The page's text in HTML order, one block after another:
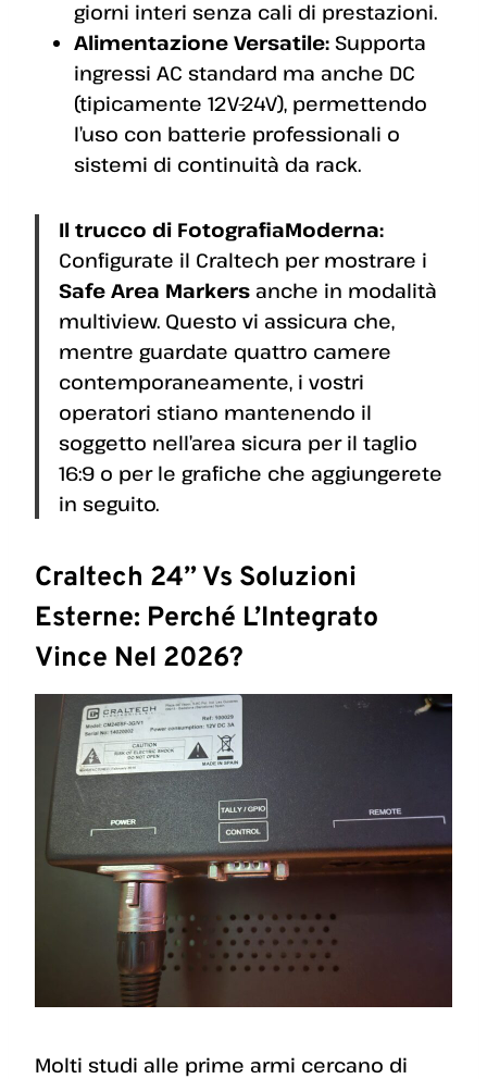
giorni interi senza cali di prestazioni.
Alimentazione Versatile: Supporta
ingressi AC standard ma anche DC
(tipicamente 12V-24V), permettendo
l’uso con batterie professionali o
sistemi di continuità da rack.
Il trucco di FotografiaModerna:
Configurate il Craltech per mostrare i
Safe Area Markers anche in modalità
multiview. Questo vi assicura che,
mentre guardate quattro camere
contemporaneamente, i vostri
operatori stiano mantenendo il
soggetto nell’area sicura per il taglio
16:9 o per le grafiche che aggiungerete
in seguito.
Craltech 24” Vs Soluzioni
Esterne: Perché L’Integrato
Vince Nel 2026?
Molti studi alle prime armi cercano di